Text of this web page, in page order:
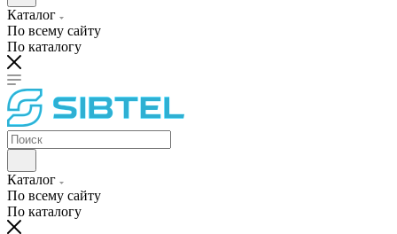
Каталог
По всему сайту
По каталогу
Каталог
По всему сайту
По каталогу